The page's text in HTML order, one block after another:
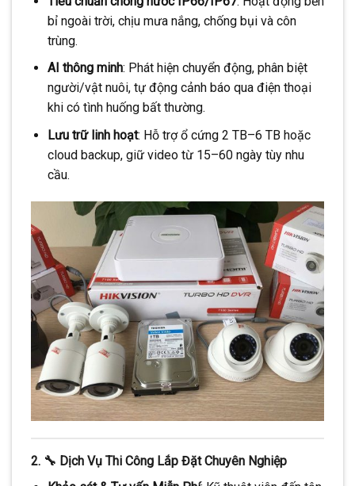
bỉ ngoài trời, chịu mưa nắng, chống bụi và côn
trùng.
AI thông minh: Phát hiện chuyển động, phân biệt
người/vật nuôi, tự động cảnh báo qua điện thoại
khi có tình huống bất thường.
Lưu trữ linh hoạt: Hỗ trợ ổ cứng 2 TB–6 TB hoặc
cloud backup, giữ video từ 15–60 ngày tùy nhu
cầu.
2. 🔧 Dịch Vụ Thi Công Lắp Đặt Chuyên Nghiệp